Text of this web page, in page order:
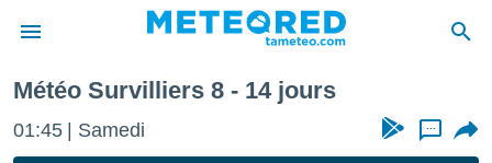
de
Météo Survilliers 8 - 14 jours
01:45 Samedi ...